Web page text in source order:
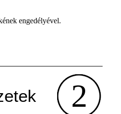
engedélyével.
2